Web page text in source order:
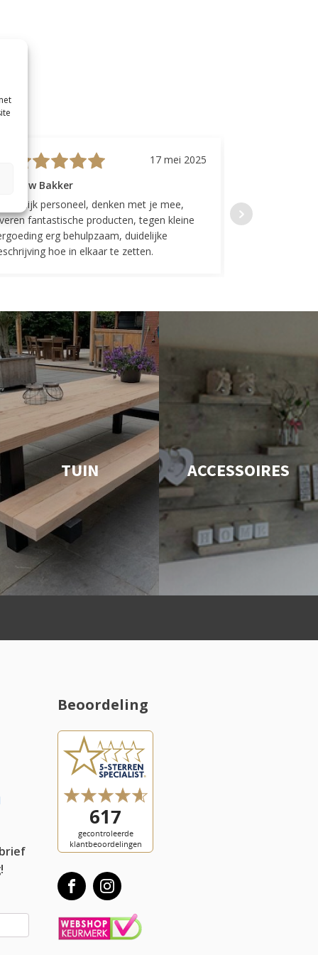
17 mei 2025
Bakker
personeel, denken met je mee,
fantastische producten, tegen kleine
erg behulpzaam, duidelijke
hoe in elkaar te zetten.
Top geregeld!
indelingen die
TUIN ACCESSOIRES
Beoordeling